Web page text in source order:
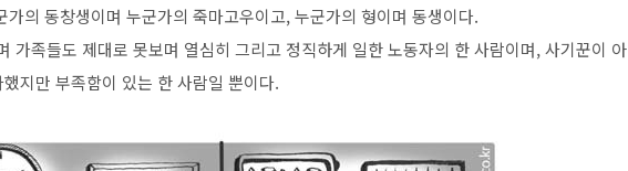
가의 동창생이며 누군가의 죽마고우이고, 누군가의 형이며 동생이다.
가족들도 제대로 못보며 열심히 그리고 정직하게 일한 노동자의 한 사람이며, 사기꾼이 아
지만 부족함이 있는 한 사람일 뿐이다.